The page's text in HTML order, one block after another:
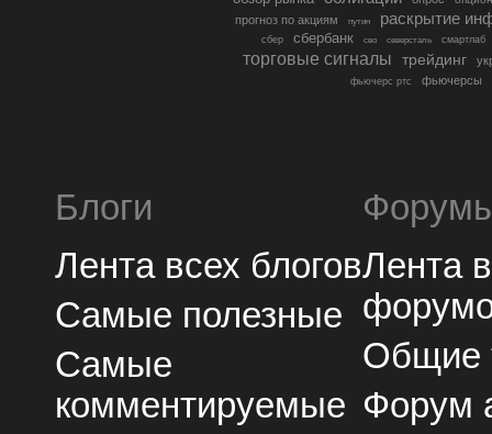
прогноз по акциям путин раскрытие
сбер сбербанк сво северсталь смартлаб
торговые сигналы трейдинг
фьючерс ртс фьючерсы
Блоги
Лента всех блогов
Самые полезные
Самые
комментируемые
Лента
Общие
Форум